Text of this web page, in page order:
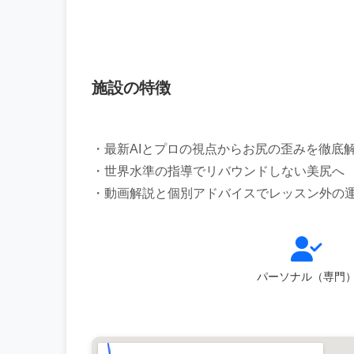
施設の特徴
・最新AIとプロの視点からお尻の歪みを徹底
・世界水準の指導でリバウンドしない美尻へ
パーソナル（専門